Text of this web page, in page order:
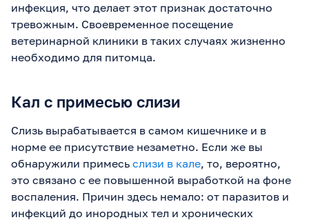
инфекция, что делает этот признак достаточно
тревожным. Своевременное посещение
ветеринарной клиники в таких случаях жизненно
необходимо для питомца.
Кал с примесью слизи
Слизь вырабатывается в самом кишечнике и в
норме ее присутствие незаметно. Если же вы
обнаружили примесь слизи в кале, то, вероятно,
это связано с ее повышенной выработкой на фоне
воспаления. Причин здесь немало: от паразитов и
инфекций до инородных тел и хронических